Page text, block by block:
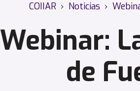
COIIAR › Noticias ›
Webinar:
de